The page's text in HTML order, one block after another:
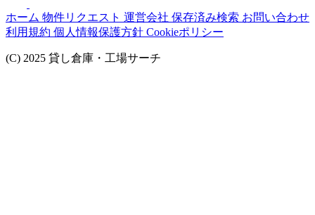
ホーム 物件リクエスト 運営会社 保存済み検索 お問い合わせ
利用規約 個人情報保護方針 Cookieポリシー
(C) 2025 貸し倉庫・工場サーチ